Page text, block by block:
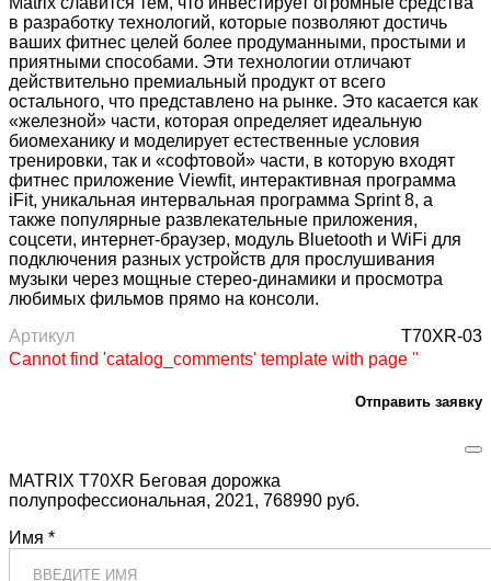
в разработку технологий, которые позволяют достичь
ваших фитнес целей более продуманными, простыми и
приятными способами. Эти технологии отличают
действительно премиальный продукт от всего
остального, что представлено на рынке. Это касается как
«железной» части, которая определяет идеальную
биомеханику и моделирует естественные условия
тренировки, так и «софтовой» части, в которую входят
фитнес приложение Viewfit, интерактивная программа
iFit, уникальная интервальная программа Sprint 8, а
также популярные развлекательные приложения,
соцсети, интернет-браузер, модуль Bluetooth и WiFi для
подключения разных устройств для прослушивания
музыки через мощные стерео-динамики и просмотра
любимых фильмов прямо на консоли.
Артикул
T70XR-03
Cannot find 'catalog_comments' template with page ''
Отправить заявку
MATRIX T70XR Беговая дорожка
полупрофессиональная, 2021, 768990 руб.
Имя *